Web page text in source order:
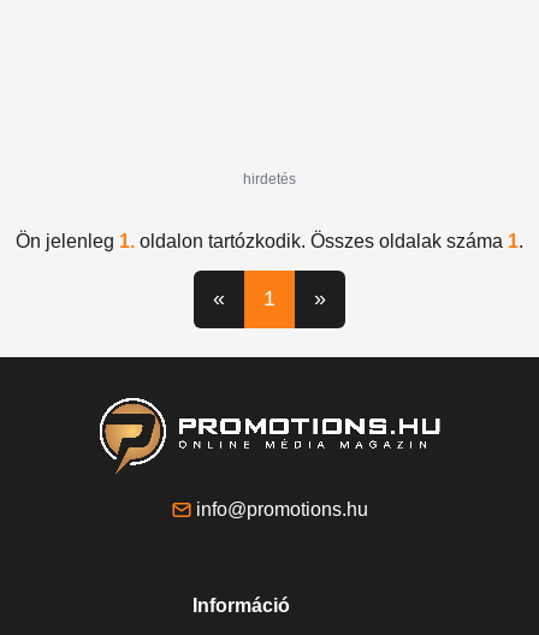
hirdetés
Ön jelenleg 1. oldalon tartózkodik. Összes oldalak száma 1.
« 1 »
info@promotions.hu
Információ